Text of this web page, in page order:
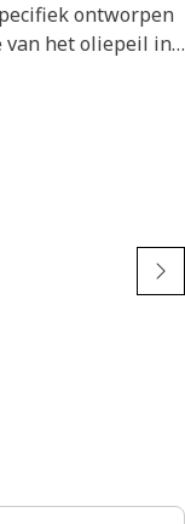
ontworpen
van het oliepeil in
en stalen blad
in het blad
het motoroliepeil
informatie.